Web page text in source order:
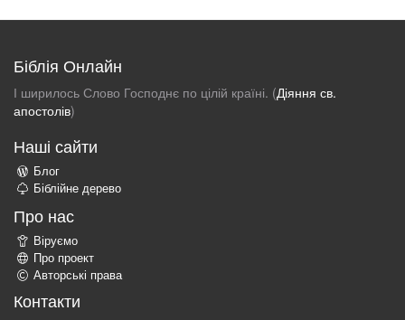
Біблія Онлайн
І ширилось Слово Господнє по цілій країні. (Діяння св.
апостолів)
Наші сайти
Блог
Біблійне дерево
Про нас
Віруємо
Про проект
Авторські права
Контакти